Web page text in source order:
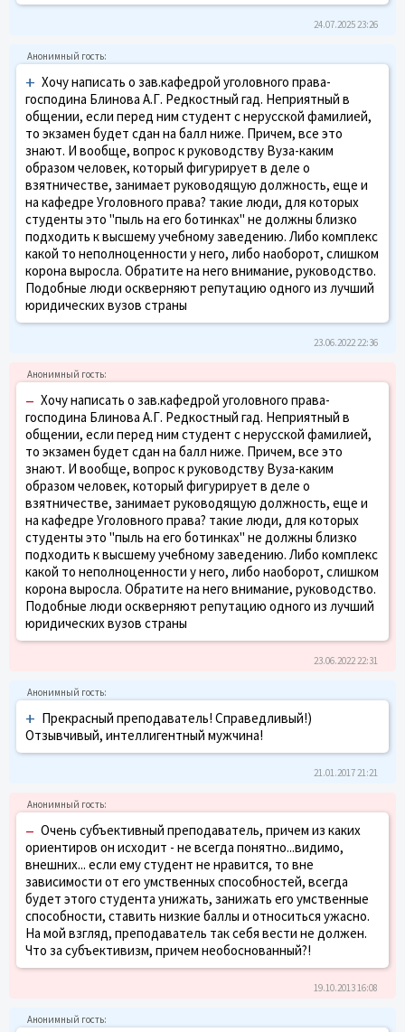
24.07.2025 23:26
+ Хочу написать о зав.кафедрой уголовного права-
господина Блинова А.Г. Редкостный гад. Неприятный в
общении, если перед ним студент с нерусской фамилией,
то экзамен будет сдан на балл ниже. Причем, все это
знают. И вообще, вопрос к руководству Вуза-каким
образом человек, который фигурирует в деле о
взятничестве, занимает руководящую должность, еще и
на кафедре Уголовного права? такие люди, для которых
студенты это "пыль на его ботинках" не должны близко
подходить к высшему учебному заведению. Либо комплекс
какой то неполноценности у него, либо наоборот, слишком
корона выросла. Обратите на него внимание, руководство.
Подобные люди оскверняют репутацию одного из лучший
юридических вузов страны
23.06.2022 22:36
– Хочу написать о зав.кафедрой уголовного права-
господина Блинова А.Г. Редкостный гад. Неприятный в
общении, если перед ним студент с нерусской фамилией,
то экзамен будет сдан на балл ниже. Причем, все это
знают. И вообще, вопрос к руководству Вуза-каким
образом человек, который фигурирует в деле о
взятничестве, занимает руководящую должность, еще и
на кафедре Уголовного права? такие люди, для которых
студенты это "пыль на его ботинках" не должны близко
подходить к высшему учебному заведению. Либо комплекс
какой то неполноценности у него, либо наоборот, слишком
корона выросла. Обратите на него внимание, руководство.
Подобные люди оскверняют репутацию одного из лучший
юридических вузов страны
23.06.2022 22:31
+ Прекрасный преподаватель! Справедливый!)
Отзывчивый, интеллигентный мужчина!
21.01.2017 21:21
– Очень субъективный преподаватель, причем из каких
ориентиров он исходит - не всегда понятно...видимо,
внешних... если ему студент не нравится, то вне
зависимости от его умственных способностей, всегда
будет этого студента унижать, занижать его умственные
способности, ставить низкие баллы и относиться ужасно.
На мой взгляд, преподаватель так себя вести не должен.
Что за субъективизм, причем необоснованный?!
19.10.2013 16:08